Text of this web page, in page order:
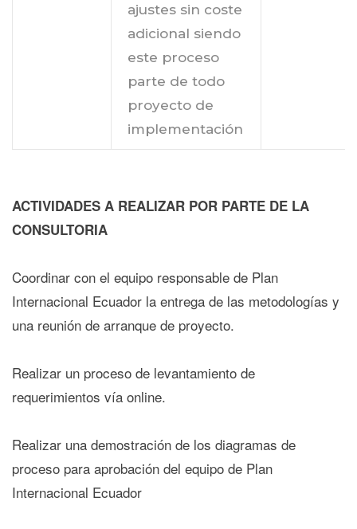
ajustes sin coste
adicional siendo
este proceso
parte de todo
proyecto de
implementación
ACTIVIDADES A REALIZAR POR PARTE DE LA
CONSULTORIA
Coordinar con el equipo responsable de Plan
Internacional Ecuador la entrega de las metodologías y
una reunión de arranque de proyecto.
Realizar un proceso de levantamiento de
requerimientos vía online.
Realizar una demostración de los diagramas de
proceso para aprobación del equipo de Plan
Internacional Ecuador